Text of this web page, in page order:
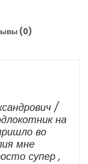
(0)
/
на
во
мне
супер ,